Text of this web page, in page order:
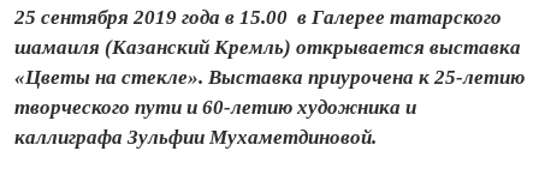
25 сентября 2019 года в 15.00 в Галерее татарского
шамаиля (Казанский Кремль) открывается выставка
«Цветы на стекле». Выставка приурочена к 25-летию
творческого пути и 60-летию художника и
каллиграфа Зульфии Мухаметдиновой.